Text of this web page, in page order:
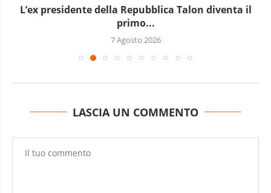
L’ex presidente della Repubblica Talon diventa il
primo...
7 Agosto 2026
LASCIA UN COMMENTO